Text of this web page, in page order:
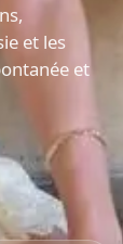
et les
et